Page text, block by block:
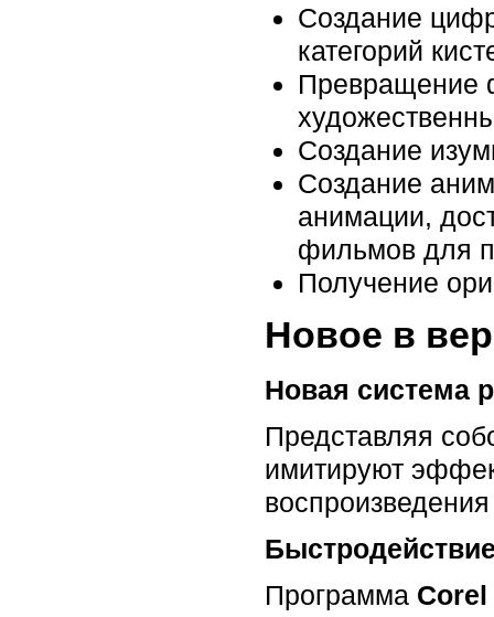
Создание
категорий
Превращение
Создание
Создание
анимации,
фильмов для
Получение
Новое в
Новая система
Представляя
имитируют
Программа